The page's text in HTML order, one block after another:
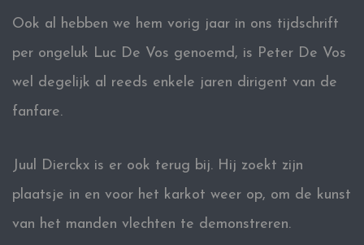
Ook al hebben we hem vorig jaar in ons tijdschrift
per ongeluk Luc De Vos genoemd, is Peter De Vos
wel degelijk al reeds enkele jaren dirigent van de
fanfare.
Juul Dierckx is er ook terug bij. Hij zoekt zijn
plaatsje in en voor het karkot weer op, om de kunst
van het manden vlechten te demonstreren.